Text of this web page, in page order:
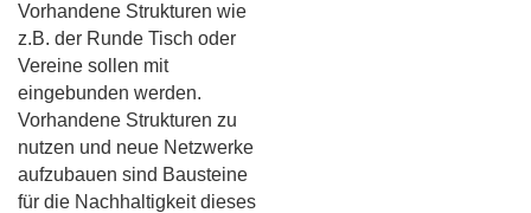
Vorhandene Strukturen wie
z.B. der Runde Tisch oder
Vereine sollen mit
eingebunden werden.
Vorhandene Strukturen zu
nutzen und neue Netzwerke
aufzubauen sind Bausteine
für die Nachhaltigkeit dieses